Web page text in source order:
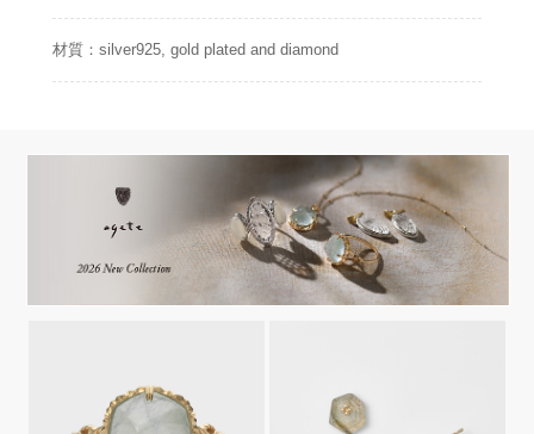
材質：silver925, gold plated and diamond